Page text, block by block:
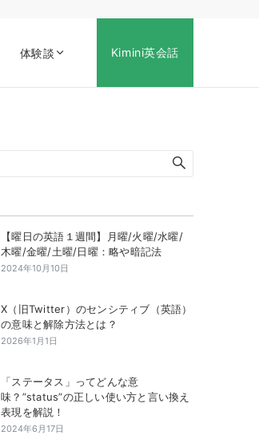
体験談 Kimini英会話
【曜日の英語１週間】月曜/火曜/水曜/
木曜/金曜/土曜/日曜：略や暗記法
2024年10月10日
X（旧Twitter）のセンシティブ（英語）
の意味と解除方法とは？
2026年1月1日
「ステータス」ってどんな意
味？”status”の正しい使い方と言い換え
表現を解説！
2024年6月17日